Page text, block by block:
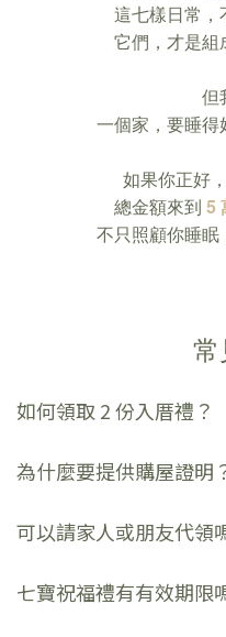
這七樣日常，
它們，才是組
但
一個家，要睡得
如果你正好
總金額來到 5
不只照顧你睡眠
常
如何領取 2 份入厝禮？
為什麼要提供購屋證明
可以請家人或朋友代領
七寶祝福禮有有效期限